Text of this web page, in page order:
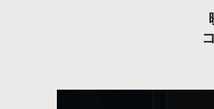
カテゴリ